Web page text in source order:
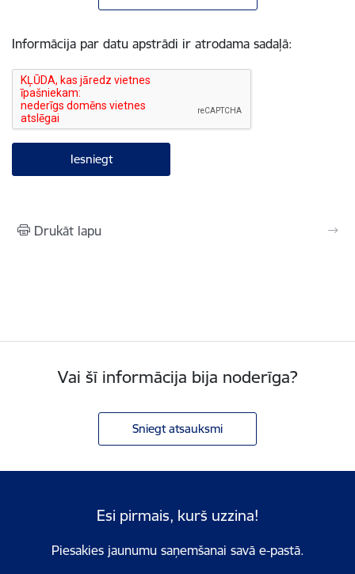
Informācija par datu apstrādi ir atrodama sadaļā:
Drukāt lapu
Vai šī informācija bija noderīga?
Sniegt atsauksmi
Esi pirmais, kurš uzzina!
Piesakies jaunumu saņemšanai savā e-pastā.